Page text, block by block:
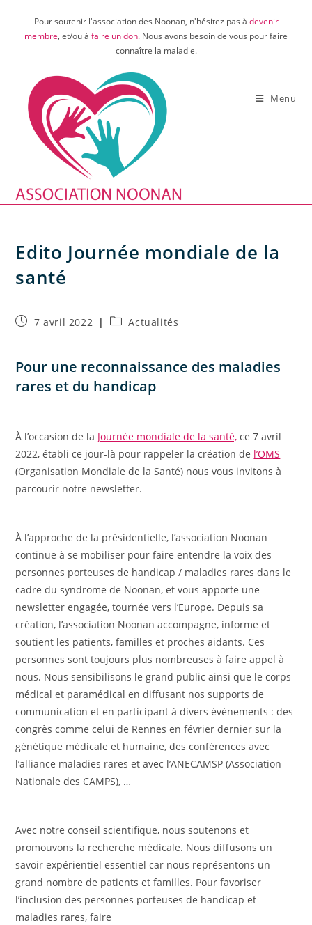
content
Pour soutenir l'association des Noonan, n'hésitez pas à devenir
membre, et/ou à faire un don. Nous avons besoin de vous pour faire
connaître la maladie.
Menu
Edito Journée mondiale de la
santé
Publication
7 avril 2022
PostActualités
Pour une reconnaissance des maladies
rares et du handicap
À l’occasion de la Journée mondiale de la santé, ce 7 avril
2022, établi ce jour-là pour rappeler la création de l’OMS
(Organisation Mondiale de la Santé) nous vous invitons à
parcourir notre newsletter.
À l’approche de la présidentielle, l’association Noonan
continue à se mobiliser pour faire entendre la voix des
personnes porteuses de handicap / maladies rares dans le
cadre du syndrome de Noonan, et vous apporte une
newsletter engagée, tournée vers l’Europe. Depuis sa
création, l’association Noonan accompagne, informe et
soutient les patients, familles et proches aidants. Ces
personnes sont toujours plus nombreuses à faire appel à
nous. Nous sensibilisons le grand public ainsi que le corps
médical et paramédical en diffusant nos supports de
communication et en participant à divers événements : des
congrès comme celui de Rennes en février dernier sur la
génétique médicale et humaine, des conférences avec
l’alliance maladies rares et avec l’ANECAMSP (Association
Nationale des CAMPS), …
Avec notre conseil scientifique, nous soutenons et
promouvons la recherche médicale. Nous diffusons un
savoir expérientiel essentiel car nous représentons un
grand nombre de patients et familles. Pour favoriser
l’inclusion des personnes porteuses de handicap et
maladies rares, faire